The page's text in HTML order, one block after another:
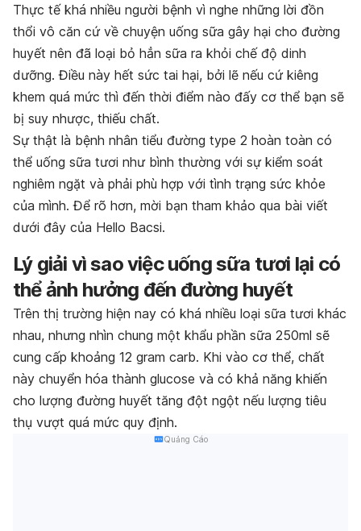
Thực tế khá nhiều người bệnh vì nghe những lời đồn
thổi vô căn cứ về chuyện uống sữa gây hại cho đường
huyết nên đã loại bỏ hẳn sữa ra khỏi chế độ dinh
dưỡng. Điều này hết sức tai hại, bởi lẽ nếu cứ kiêng
khem quá mức thì đến thời điểm nào đấy cơ thể bạn sẽ
bị suy nhược, thiếu chất.
Sự thật là bệnh nhân tiểu đường type 2 hoàn toàn có
thể uống sữa tươi như bình thường với sự kiểm soát
nghiêm ngặt và phải phù hợp với tình trạng sức khỏe
của mình. Để rõ hơn, mời bạn tham khảo qua bài viết
dưới đây của Hello Bacsi.
Lý giải vì sao việc uống sữa tươi lại có
thể ảnh hưởng đến đường huyết
Trên thị trường hiện nay có khá nhiều loại sữa tươi khác
nhau, nhưng nhìn chung một khẩu phần sữa 250ml sẽ
cung cấp khoảng 12 gram carb. Khi vào cơ thể, chất
này chuyển hóa thành glucose và có khả năng khiến
cho lượng đường huyết tăng đột ngột nếu lượng tiêu
thụ vượt quá mức quy định.
Quảng Cáo